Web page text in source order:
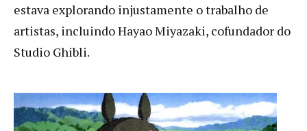
estava explorando injustamente o trabalho de
artistas, incluindo Hayao Miyazaki, cofundador do
Studio Ghibli.